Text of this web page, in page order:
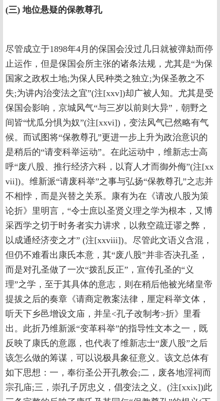
(三) 地位悬疑的保教尊孔
尽管成立于1898年4月的保国会没过几日就被弹劾而停
止运作，但是保国会所主张的诸条法规，尤其是“为保
国家之政权土地;为保人民种类之独立;为保圣教之不
失;为讲内治变法之宜”(注[xxv])却广被人知。尤其是受
保国会影响，京城风气“与三岁以前则大异”，朝野之
间皆“忧瓜分惧为奴”(注[xxvi])，变法风气已然略有气
候。而试图将“保教尊孔”更进一步上升为政治意识的
是稍后的“请变科举运动”。在此运动中，维新志士高
呼“废八股、推行经济六科，以育人才而御外侮”(注[xx
vii])。维新派“请废科举”之事与弘扬“保教尊孔”之志并
不相悖，而是兴替之关系。康有为在《请改八股为策
论折》里明言，“令士庶以圣贤义理之学为根本，又博
采西学之切于时务者实力讲求，以救空疏迂谬之弊，
以成通经济变之才” (注[xxviii])。尽管此文语义含混，
但仍不难看出康氏本意，其“废八股”并非否决孔圣，
而是对孔圣做了一次“拨乱反正”，宣传孔圣的“义
理”之学，至于其具体的意志，则在稍后他被光绪皇帝
提拔之后的奏章《请商定教案法律，厘定科举文体，
听天下乡邑增设文庙，并呈<孔子改制考>折》里看
出。此折乃维新派“变革科举”的指导性文本之一，既
反映了康氏的意愿，也代表了维新志士“废八股”之后
该怎么做的筹谋，可以说极具象征意义。该文总体有
如下思想：一，奉衍圣公开孔教会;二，废各地淫祠而
宗孔庙;三，崇孔子厉忠义，倡变法之义。(注[xxix])此